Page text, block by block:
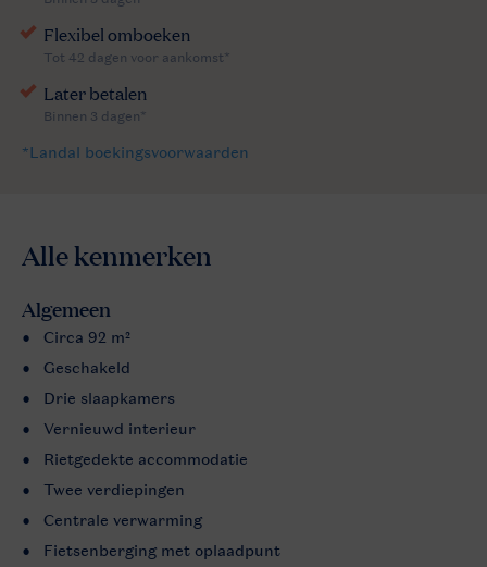
Allekenmerken
Algemeen
Circa 92 m²
Geschakeld
Drie slaapkamers
Vernieuwd interieur
Rietgedekte accommodatie
Twee verdiepingen
Centrale verwarming
Fietsenberging met oplaadpunt